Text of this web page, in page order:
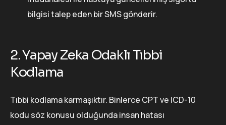
bilgisi talep eden bir SMS gönderir.
2. Yapay Zeka Odaklı Tıbbi
Kodlama
Tıbbi kodlama karmaşıktır. Binlerce CPT ve ICD-10
kodu söz konusu olduğunda insan hatası